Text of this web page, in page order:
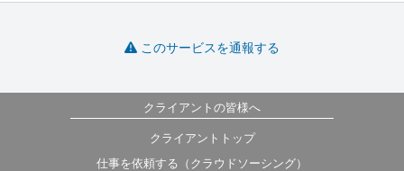
このサービスを通報する
クライアントの皆様へ
クライアントトップ
仕事を依頼する（クラウドソーシング）